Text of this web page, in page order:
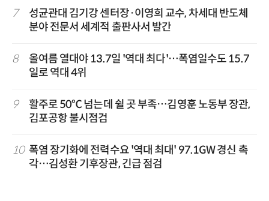
7
성균관대 김기강 센터장·이영희 교수, 차세대 반도체
분야 전문서 세계적 출판사서 발간
8
올여름 열대야 13.7일 '역대 최다'…폭염일수도 15.7
일로 역대 4위
9
활주로 50℃ 넘는데 쉴 곳 부족…김영훈 노동부 장관,
김포공항 불시점검
10 폭염 장기화에 전력수요 '역대 최대' 97.1GW 경신 촉
각…김성환 기후장관, 긴급 점검